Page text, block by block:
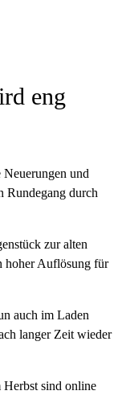
eng
und
Rundegang durch
zur alten
hoher Auflösung für
auch im Laden
langer Zeit wieder
sind online